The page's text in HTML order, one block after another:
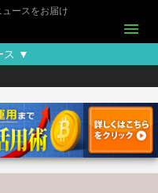
ースをお届け
menu
ス ▼